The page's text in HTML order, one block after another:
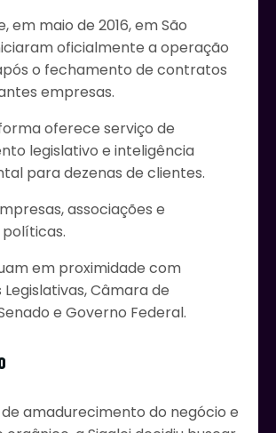
em maio de 2016, em São
oficialmente a operação
o fechamento de contratos
empresas.
oferece serviço de
legislativo e inteligência
para dezenas de clientes.
associações e
em proximidade com
Câmara de
e Governo Federal.
amadurecimento do negócio e